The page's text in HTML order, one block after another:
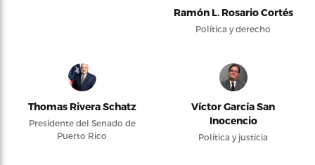
Ramón L. Rosario Cortés
Política y derecho
Thomas Rivera Schatz
Presidente del Senado de
Puerto Rico
Víctor García San
Inocencio
Política y justicia